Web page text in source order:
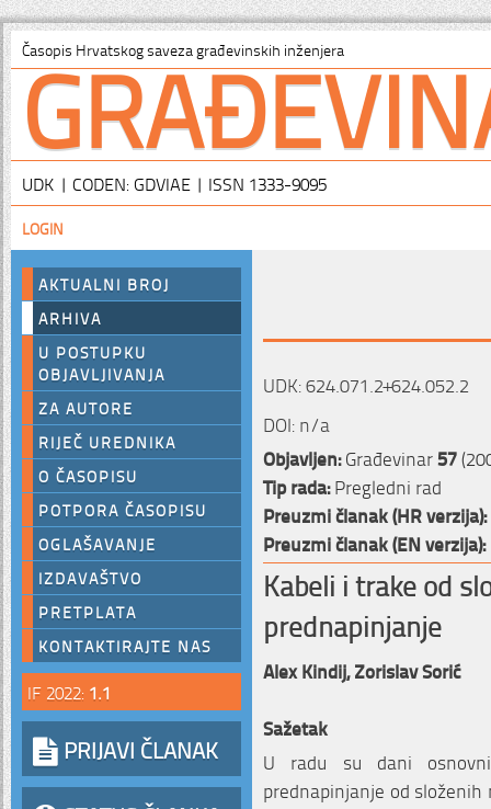
Časopis Hrvatskog saveza građevinskih inženjera
UDK | CODEN: GDVIAE | ISSN 1333-9095
LOGIN
AKTUALNI BROJ
ARHIVA
U POSTUPKU
OBJAVLJIVANJA
ZA AUTORE
RIJEČ UREDNIKA
O ČASOPISU
POTPORA ČASOPISU
OGLAŠAVANJE
IZDAVAŠTVO
PRETPLATA
KONTAKTIRAJTE NAS
IF 2022: 1.1
PRIJAVI ČLANAK
UDK: 624.071.2+624.052.2
DOI: n/a
Objavljen:Građevinar57
Tip rada:Pregledni rad
Preuzmi članak (HR verzija):
Preuzmi članak (EN verzija):
Kabeli i trake od
prednapinjanje
Alex Kindij,Zorislav Sorić
Sažetak
U radu su dani
prednapinjanje od